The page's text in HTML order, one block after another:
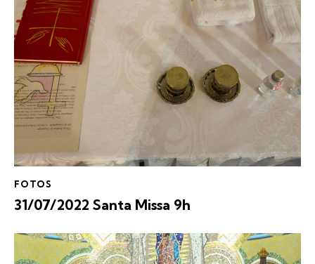
FOTOS
31/07/2022 Santa Missa 9h